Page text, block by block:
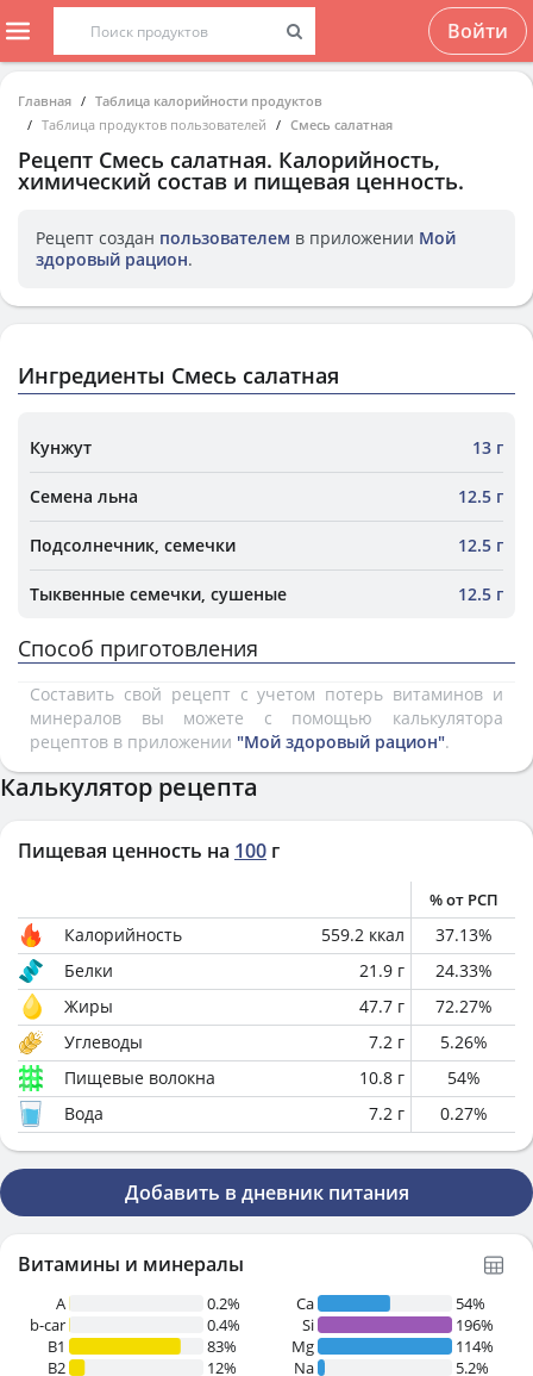
Войти
Главная
Таблица калорийности продуктов
Таблица продуктов пользователей
Смесь салатная
Рецепт Смесь салатная. Калорийность,
химический состав и пищевая ценность.
Рецепт создан пользователем в приложении Мой
здоровый рацион.
Ингредиенты Смесь салатная
Кунжут 13 г
Семена льна 12.5 г
Подсолнечник, семечки 12.5 г
Тыквенные семечки, сушеные 12.5 г
Способ приготовления
Составить свой рецепт с учетом потерь витаминов и
минералов вы можете с помощью калькулятора
рецептов в приложении "Мой здоровый рацион".
Калькулятор рецепта
Пищевая ценность на 100 г
% от РСП
Калорийность 559.2 ккал 37.13%
Белки
21.9 г 24.33%
Жиры
47.7 г 72.27%
Углеводы
7.2 г 5.26%
Пищевые волокна
10.8 г 54%
Вода
7.2 г 0.27%
Добавить в дневник питания
Витамины и минералы
A
0.2%
b-car
0.4%
В1
83%
B2
12%
Ca
54%
Si
196%
Mg
114%
Na
5.2%